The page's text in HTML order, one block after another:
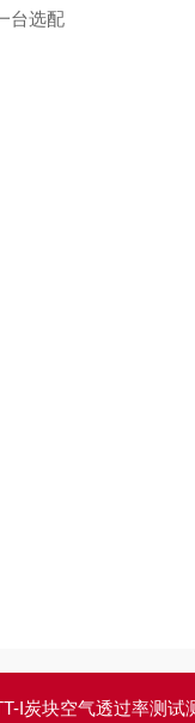
台选配
I炭块空气透过率测试